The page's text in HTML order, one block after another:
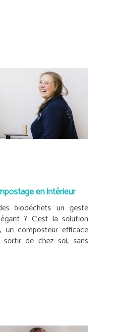
en intérieur
biodéchets un geste
? C’est la solution
un composteur efficace
de chez soi, sans